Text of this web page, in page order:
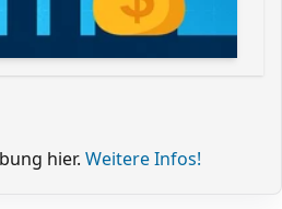
hier. Weitere Infos!